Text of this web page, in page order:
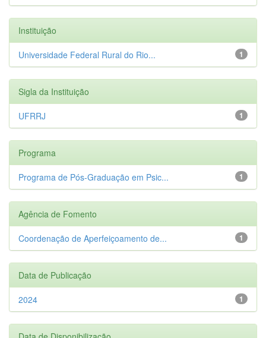
Instituição
1
Universidade Federal Rural do Rio...
Sigla da Instituição
1
UFRRJ
Programa
1
Programa de Pós-Graduação em Psic...
Agência de Fomento
1
Coordenação de Aperfeiçoamento de...
Data de Publicação
1
2024